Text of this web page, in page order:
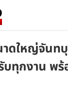
ดใหญ่จันทบุ
บทุกงาน พ